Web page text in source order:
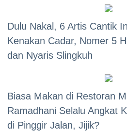
Dulu Nakal, 6 Artis Cantik
Kenakan Cadar, Nomer 5
dan Nyaris Slingkuh
Biasa Makan di Restoran
Ramadhani Selalu Angkat
di Pinggir Jalan, Jijik?